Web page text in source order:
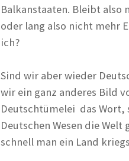
Balkanstaaten. Bleibt also
oder lang also nicht mehr
ich?
Sind wir aber wieder
wir ein ganz anderes Bild
Deutschtümelei das
Deutschen Wesen die Welt
schnell man ein Land